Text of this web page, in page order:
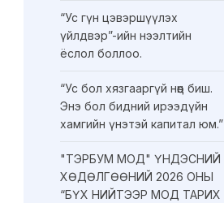
“Ус гүн цэвэршүүлэх
үйлдвэр”-ийн нээлтийн
ёслол боллоо.
“Ус бол хязгааргүй нөөц биш.
Энэ бол бидний ирээдүйн
хамгийн үнэтэй капитал юм.”
"ТЭРБУМ МОД" ҮНДЭСНИЙ
ХӨДӨЛГӨӨНИЙ 2026 ОНЫ
“БҮХ НИЙТЭЭР МОД ТАРИХ